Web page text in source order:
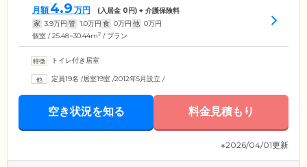
月額 4.9 万円 (入居金 0円) + 介護保険料
家 3.9万円 管 1.0万円 食 0万円 他 0万円
個室 / 25.48~30.44m2 / プラン
トイレ付き居室
定員19名 /居室19室 /2012年5月設立 /
空き状況を知る 料金見積もり
※2026/04/01更新